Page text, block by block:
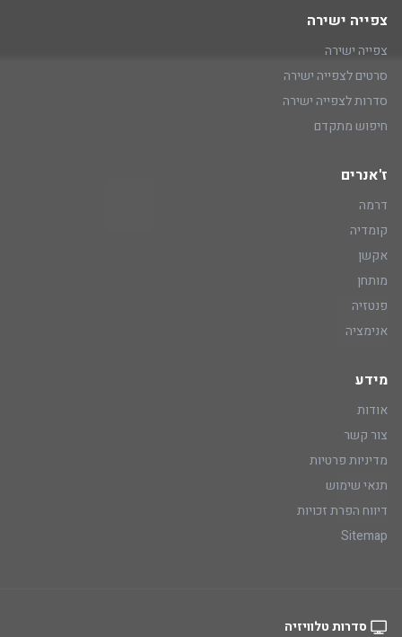
צפייה ישירה
צפייה ישירה
סרטים לצפייה ישירה
סדרות לצפייה ישירה
חיפוש מתקדם
ז'אנרים
דרמה
קומדיה
אקשן
מותחן
פנטזיה
אנימציה
מידע
אודות
צור קשר
מדיניות פרטיות
תנאי שימוש
דיווח הפרת זכויות
Sitemap
סדרות טלוויזיה